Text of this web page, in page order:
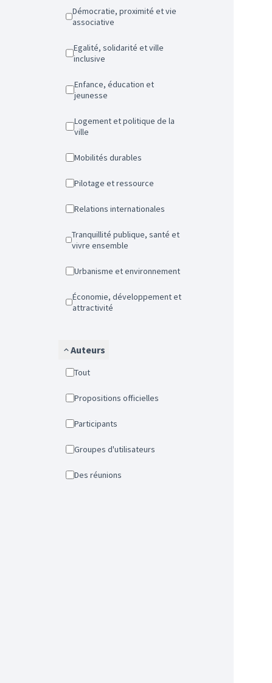
Démocratie, proximité et vie
associative
Egalité, solidarité et ville
inclusive
Enfance, éducation et
jeunesse
Logement et politique de la
ville
Mobilités durables
Pilotage et ressource
Relations internationales
Tranquillité publique, santé et
vivre ensemble
Urbanisme et environnement
Économie, développement et
attractivité
Auteurs
Tout
Propositions officielles
Participants
Groupes d'utilisateurs
Des réunions